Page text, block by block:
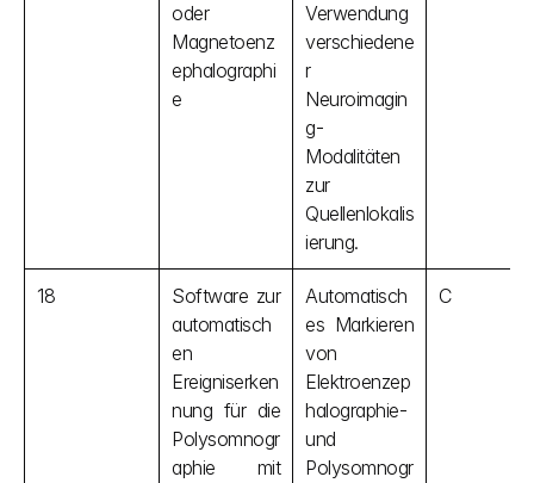
oder
Magnetoenz
ephalographi
e
Verwendung
verschiedene
r
Neuroimagin
g-
Modalitäten
zur
Quellenlokalis
ierung.
18
Software zur
automatisch
en
Ereigniserken
nung für die
Polysomnogr
aphie mit
Automatisch
es Markieren
von
Elektroenzep
halographie-
und
Polysomnogr
C